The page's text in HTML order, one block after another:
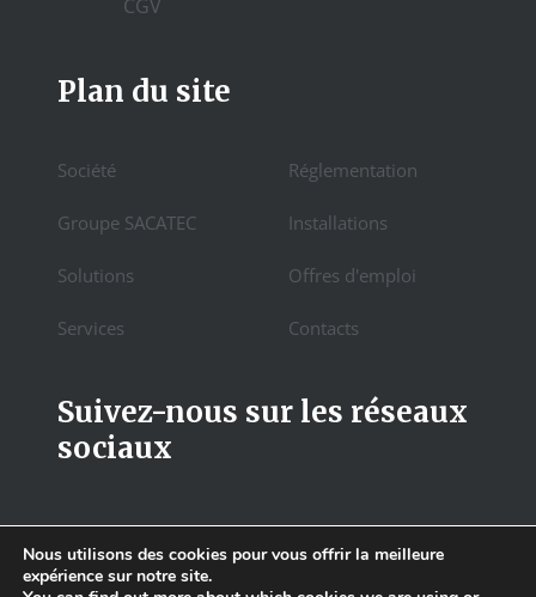
CGV
Plan du site
Société
Groupe SACATEC
Solutions
Services
Réglementation
Installations
Offres d'emploi
Contacts
Suivez-nous sur les réseaux
sociaux
Nous utilisons des cookies pour vous offrir la meilleure
expérience sur notre site.